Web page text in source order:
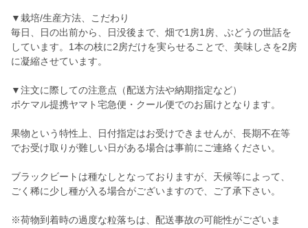
▼栽培/生産方法、こだわり
毎日、日の出前から、日没後まで、畑で1房1房、ぶどうの世話を
しています。1本の枝に2房だけを実らせることで、美味しさを2房
に凝縮させています。
▼注文に際しての注意点（配送方法や納期指定など）
ポケマル提携ヤマト宅急便・クール便でのお届けとなります。
果物という特性上、日付指定はお受けできませんが、長期不在等
でお受け取りが難しい日がある場合は事前にご連絡ください。
ブラックビートは種なしとなっておりますが、天候等によって、
ごく稀に少し種が入る場合がございますので、ご了承下さい。
※荷物到着時の過度な粒落ちは、配送事故の可能性がございま